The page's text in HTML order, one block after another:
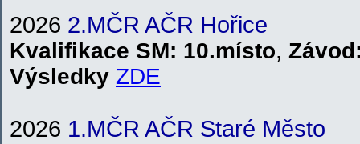
2026 2.MČR AČR Hořice
Kvalifikace SM: 10.místo,
Výsledky ZDE
2026 1.MČR AČR Staré Město